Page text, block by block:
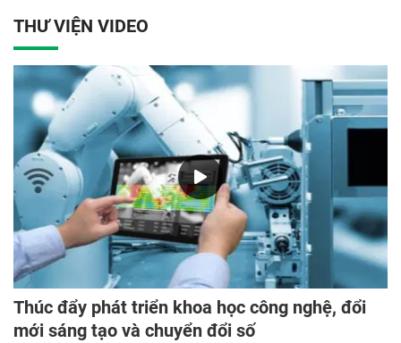
THƯ VIỆN VIDEO
Thúc đẩy phát triển khoa học công nghệ, đổi
mới sáng tạo và chuyển đổi số